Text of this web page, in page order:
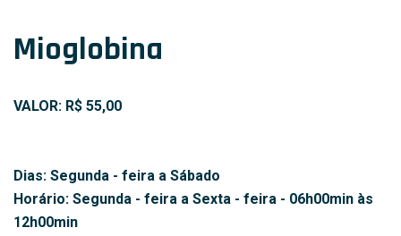
Mioglobina
VALOR: R$ 55,00
Dias: Segunda - feira a Sábado
Horário: Segunda - feira a Sexta - feira - 06h00min às
12h00min